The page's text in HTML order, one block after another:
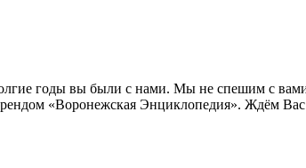
годы вы были с нами. Мы не спешим с
«Воронежская Энциклопедия». Ждём